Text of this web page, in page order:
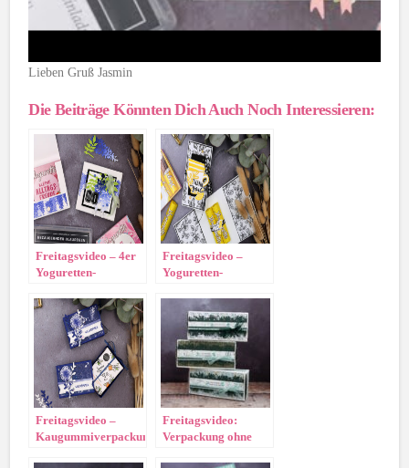
Lieben Gruß Jasmin
Die Beiträge Könnten Dich Auch Noch Interessieren:
Freitagsvideo – 4er
Yoguretten-
Freitagsvideo –
Yoguretten-
Freitagsvideo –
Kaugummiverpackung
Freitagsvideo:
Verpackung ohne